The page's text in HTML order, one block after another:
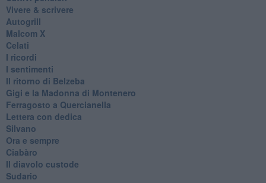
Vivere & scrivere
Autogrill
Malcom X
Celati
I ricordi
I sentimenti
Il ritorno di Belzeba
Gigi e la Madonna di Montenero
Ferragosto a Quercianella
Lettera con dedica
Silvano
Ora e sempre
Ciabàro
Il diavolo custode
Sudario